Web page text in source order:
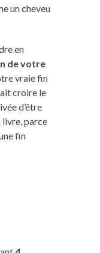
un cheveu
en
de votre
vraie fin
croire le
d’être
livre, parce
fin